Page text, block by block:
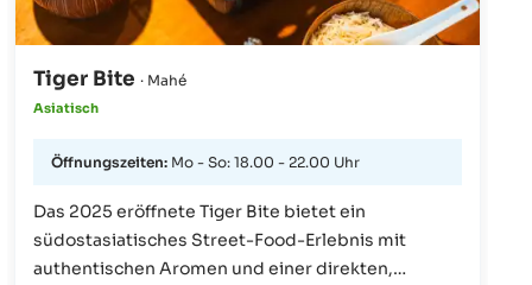
Tiger Bite · Mahé
Asiatisch
Öffnungszeiten: Mo - So: 18.00 - 22.00 Uhr
Das 2025 eröffnete Tiger Bite bietet ein
südostasiatisches Street-Food-Erlebnis mit
authentischen Aromen und einer direkten,